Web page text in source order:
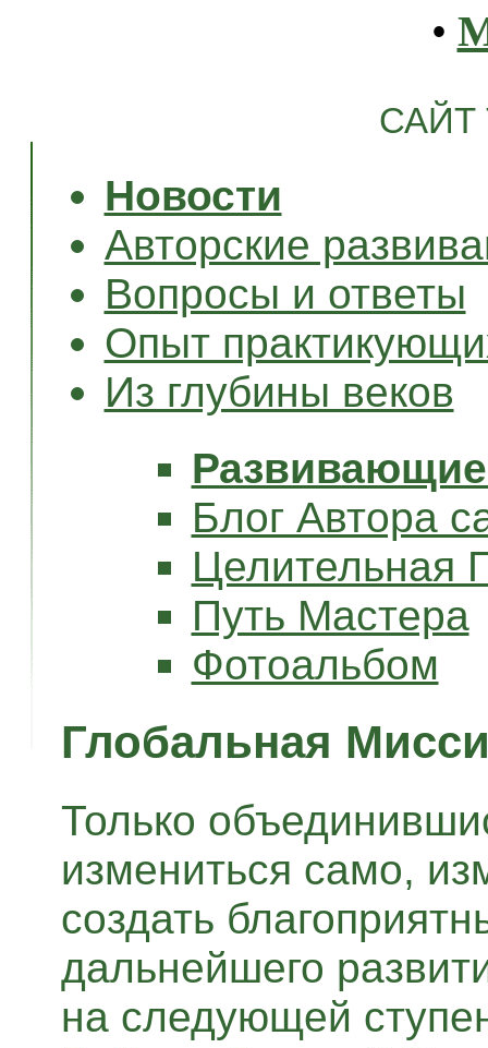
•
САЙТ
Новости
Авторские
Вопросы и ответы
Опыт
Из глубины веков
Блог Автора
Целительная
Путь Мастера
Фотоальбом
Глобальная
Только
измениться само,
создать
дальнейшего
на следующей